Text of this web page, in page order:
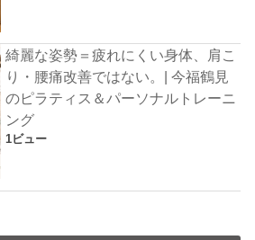
綺麗な姿勢＝疲れにくい身体、肩こ
り・腰痛改善ではない。| 今福鶴見
のピラティス＆パーソナルトレーニ
ング
1ビュー